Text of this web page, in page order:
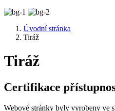
Úvodní stránka
Tiráž
Tiráž
Certifikace
Webové stránky byly vyrobeny ve